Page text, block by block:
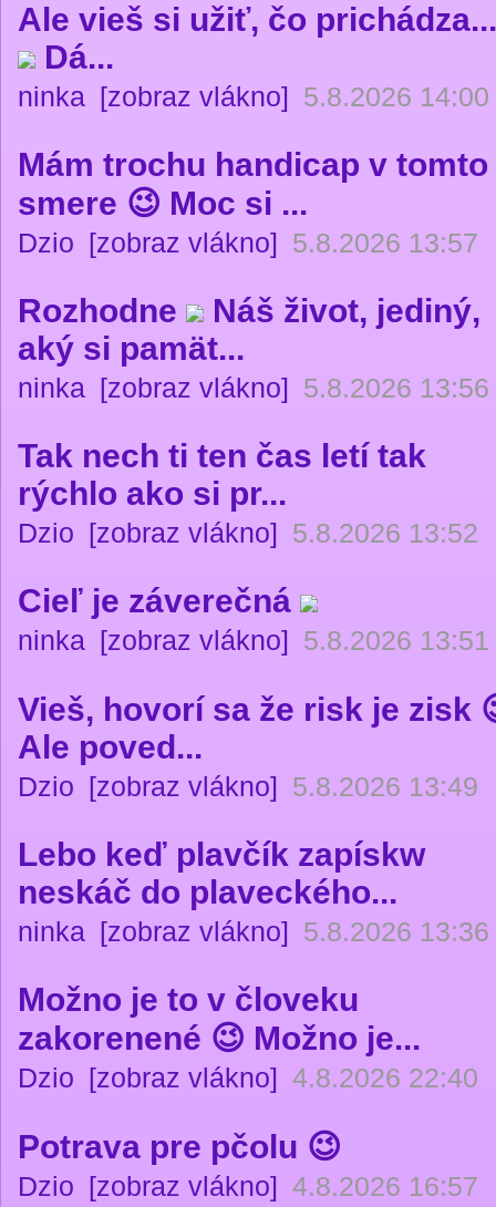
Ale vieš si užiť, čo
Dá...
ninka [zobraz vlákno] 5.8.2026 14:00
Mám trochu handicap v tomto
smere 😉 Moc si ...
Dzio [zobraz vlákno] 5.8.2026 13:57
Rozhodne
Náš život, jediný,
aký si pamät...
ninka [zobraz vlákno] 5.8.2026 13:56
Tak nech ti ten čas letí tak
rýchlo ako si pr...
Dzio [zobraz vlákno] 5.8.2026 13:52
Cieľ je záverečná
ninka [zobraz vlákno] 5.8.2026 13:51
Vieš, hovorí sa že risk je zisk
Ale poved...
Dzio [zobraz vlákno] 5.8.2026 13:49
Lebo keď plavčík zapískw
neskáč do plaveckého...
ninka [zobraz vlákno] 5.8.2026 13:36
Možno je to v človeku
zakorenené 😉 Možno je...
Dzio [zobraz vlákno] 4.8.2026 22:40
Potrava pre pčolu 😉
Dzio [zobraz vlákno] 4.8.2026 16:57